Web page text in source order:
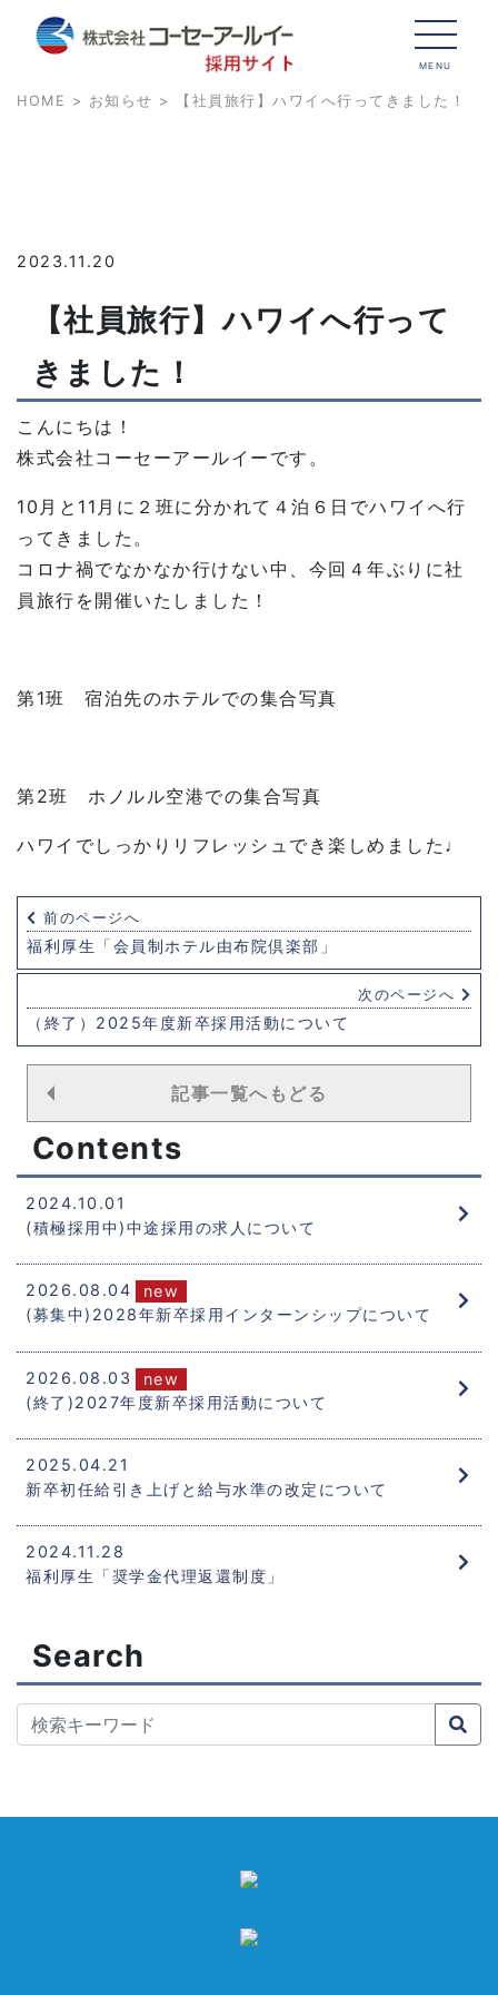
MENU
HOME > お知らせ > 【社員旅行】ハワイへ行ってきました！
2023.11.20
【社員旅行】ハワイへ行って
きました！
こんにちは！
株式会社コーセーアールイーです。
10月と11月に２班に分かれて４泊６日でハワイへ行
ってきました。
コロナ禍でなかなか行けない中、今回４年ぶりに社
員旅行を開催いたしました！
第1班 宿泊先のホテルでの集合写真
第2班 ホノルル空港での集合写真
ハワイでしっかりリフレッシュでき楽しめました♩
前のページへ
福利厚生「会員制ホテル由布院倶楽部」
次のページへ
（終了）2025年度新卒採用活動について
記事一覧へもどる
Contents
2024.10.01
(積極採用中)中途採用の求人について
2026.08.04
(募集中)2028年新卒採用インターンシップについて
2026.08.03
(終了)2027年度新卒採用活動について
2025.04.21
新卒初任給引き上げと給与水準の改定について
2024.11.28
福利厚生「奨学金代理返還制度」
Search